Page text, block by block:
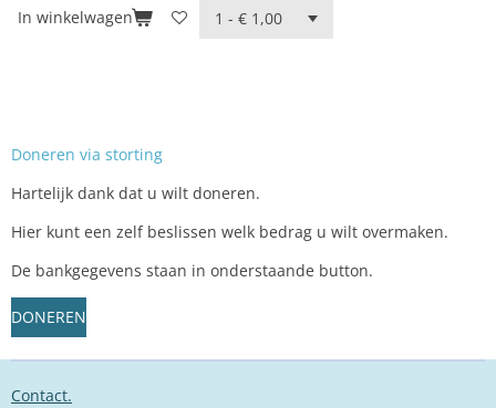
In winkelwagen
Doneren via storting
Hartelijk dank dat u wilt doneren.
Hier kunt een zelf beslissen welk bedrag u wilt overmaken.
De bankgegevens staan in onderstaande button.
DONEREN
Contact.